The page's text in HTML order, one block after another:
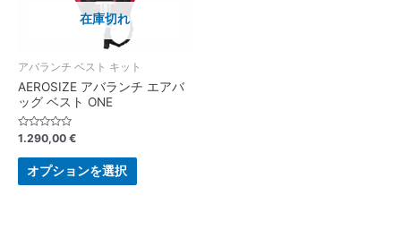
在庫切れ
アバランチ ベスト キット
AEROSIZE アバランチ エアバ
ッグ ベスト ONE
5
階
中
の
1.290,00 €
オプションを選択